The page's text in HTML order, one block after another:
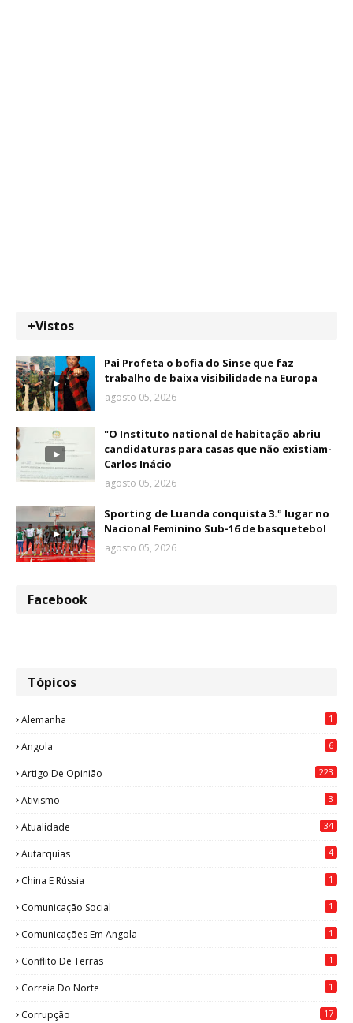
+Vistos
Pai Profeta o bofia do Sinse que faz
trabalho de baixa visibilidade na Europa
agosto 05, 2026
"O Instituto national de habitação abriu
candidaturas para casas que não existiam-
Carlos Inácio
agosto 05, 2026
Sporting de Luanda conquista 3.º lugar no
Nacional Feminino Sub-16 de basquetebol
agosto 05, 2026
Facebook
Tópicos
Alemanha 1
Angola 6
Artigo De Opinião 223
Ativismo 3
Atualidade 34
Autarquias 4
China E Rússia 1
Comunicação Social 1
Comunicações Em Angola 1
Conflito De Terras 1
Correia Do Norte 1
Corrupção 17